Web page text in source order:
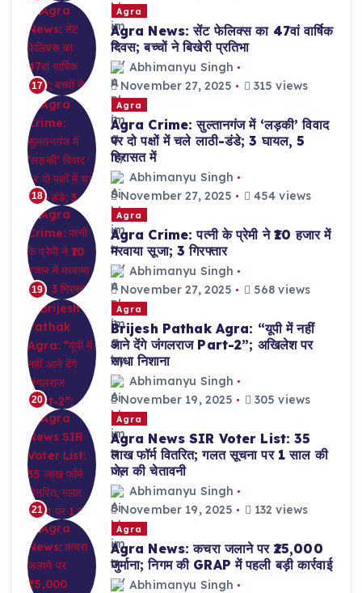
17
Agra
Agra News: सेंट फेलिक्स का 47वां वार्षिक
दिवस; बच्चों ने बिखेरी प्रतिभा
Abhimanyu Singh
November 27, 2025
315 views
18
Agra
Agra Crime: सुल्तानगंज में ‘लड़की’ विवाद
पर दो पक्षों में चले लाठी-डंडे; 3 घायल, 5
हिरासत में
Abhimanyu Singh
November 27, 2025
454 views
19
Agra
Agra Crime: पत्नी के प्रेमी ने ₹10 हजार में
मरवाया सूजा; 3 गिरफ्तार
Abhimanyu Singh
November 27, 2025
568 views
20
Agra
Brijesh Pathak Agra: “यूपी में नहीं
आने देंगे जंगलराज Part-2”; अखिलेश पर
साधा निशाना
Abhimanyu Singh
November 19, 2025
305 views
21
Agra
Agra News SIR Voter List: 35
लाख फॉर्म वितरित; गलत सूचना पर 1 साल की
जेल की चेतावनी
Abhimanyu Singh
November 19, 2025
132 views
Agra
Agra News: कचरा जलाने पर ₹25,000
जुर्माना; निगम की GRAP में पहली बड़ी कार्रवाई
Abhimanyu Singh